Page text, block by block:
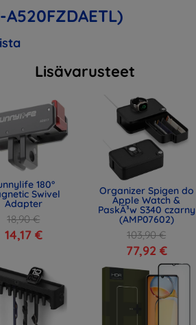
Lisävarusteet
180°
Swivel
Adapter
18,90 €
14,17 €
Organizer Spigen do
Apple Watch &
PaskÃ³w S340 czarny
(AMP07602)
103,90 €
77,92 €